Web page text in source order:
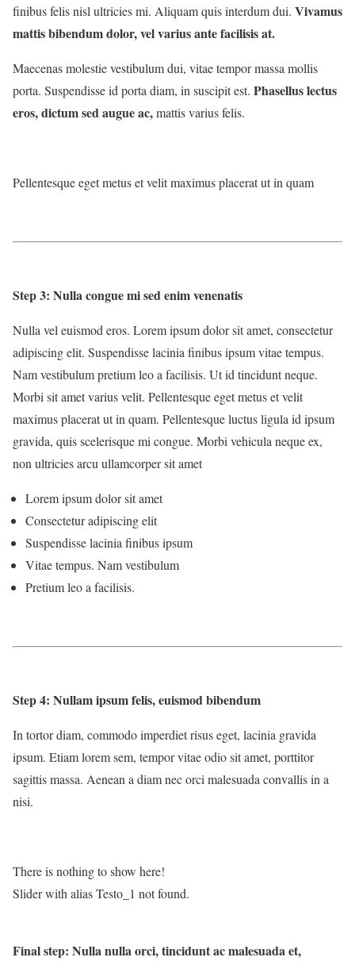
finibus felis nisl ultricies mi. Aliquam quis interdum dui. Vivamus
mattis bibendum dolor, vel varius ante facilisis at.
Maecenas molestie vestibulum dui, vitae tempor massa mollis
porta. Suspendisse id porta diam, in suscipit est. Phasellus lectus
eros, dictum sed augue ac,mattis varius felis.
Pellentesque eget metus et velit maximus placerat ut in quam
Step 3: Nulla congue mi sed enim venenatis
Nulla vel euismod eros. Lorem ipsum dolor sit amet, consectetur
adipiscing elit. Suspendisse lacinia finibus ipsum vitae tempus.
Nam vestibulum pretium leo a facilisis. Ut id tincidunt neque.
Morbi sit amet varius velit. Pellentesque eget metus et velit
maximus placerat ut in quam. Pellentesque luctus ligula id ipsum
gravida, quis scelerisque mi congue. Morbi vehicula neque ex,
non ultricies arcu ullamcorper sit amet
Lorem ipsum dolor sit amet
Consectetur adipiscing elit
Suspendisse lacinia finibus ipsum
Vitae tempus. Nam vestibulum
Pretium leo a facilisis.
Step 4: Nullam ipsum felis, euismod bibendum
In tortor diam, commodo imperdiet risus eget, lacinia gravida
ipsum. Etiam lorem sem, tempor vitae odio sit amet, porttitor
sagittis massa. Aenean a diam nec orci malesuada convallis in a
nisi.
There is nothing to show here!
Slider with alias Testo_1 not found.
Final step: Nulla nulla orci, tincidunt ac malesuada et,